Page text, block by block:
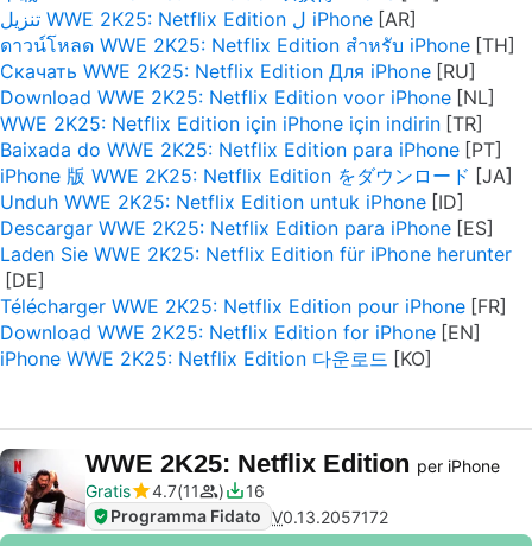
تنزيل WWE 2K25: Netflix Edition ل iPhone
ดาวน์โหลด WWE 2K25: Netflix Edition สำหรับ iPhone
Скачать WWE 2K25: Netflix Edition Для iPhone
Download WWE 2K25: Netflix Edition voor iPhone
WWE 2K25: Netflix Edition için iPhone için indirin
Baixada do WWE 2K25: Netflix Edition para iPhone
iPhone 版 WWE 2K25: Netflix Edition をダウンロード
Unduh WWE 2K25: Netflix Edition untuk iPhone
Descargar WWE 2K25: Netflix Edition para iPhone
Laden Sie WWE 2K25: Netflix Edition für iPhone herunter
Télécharger WWE 2K25: Netflix Edition pour iPhone
Download WWE 2K25: Netflix Edition for iPhone
iPhone WWE 2K25: Netflix Edition 다운로드
WWE 2K25: Netflix Edition per iPhone
Gratis
4.7 11
16
Programma Fidato V0.13.2057172